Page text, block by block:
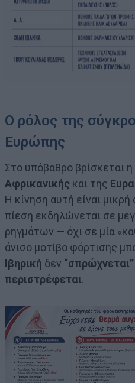
Ο ρόλος της
Ευρώπης
Στο υπόβαθρο βρίσκεται
Αφρικανικής και της
Η κίνηση αυτή είναι
πίεση εκδηλώνεται σε
ρηγμάτων — όχι σε μία
άνισο μοτίβο φόρτισης
Ιβηρική δεν “σπρώχνεται”
περιστρέφεται.